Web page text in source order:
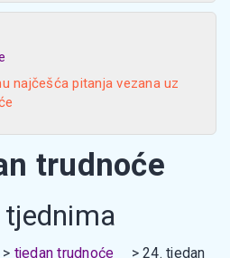
najčešća pitanja vezana uz
trudnoće
tjedan trudnoće
24. tjedan